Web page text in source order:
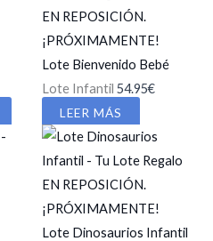
EN REPOSICIÓN.
¡PRÓXIMAMENTE!
Lote Bienvenido Bebé
Lote Infantil 54.95€
LEER MÁS
EN REPOSICIÓN.
¡PRÓXIMAMENTE!
Lote Dinosaurios Infantil